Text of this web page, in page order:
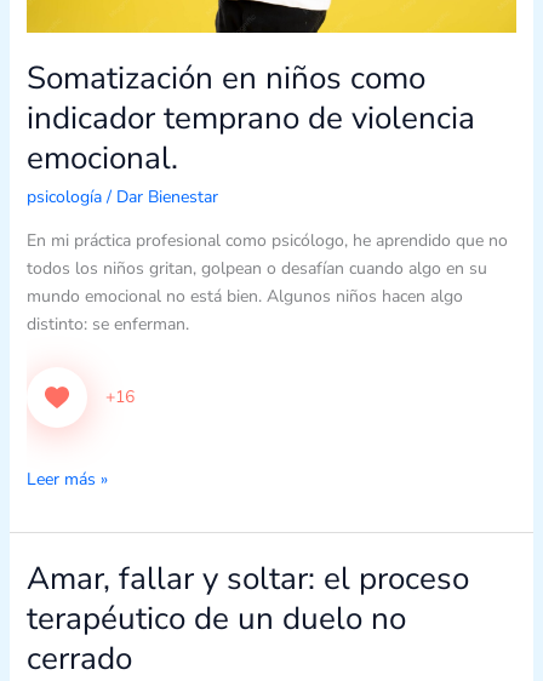
Somatización en niños como
indicador temprano de violencia
emocional.
psicología/ Dar Bienestar
En mi práctica profesional como psicólogo, he aprendido que no
todos los niños gritan, golpean o desafían cuando algo en su
mundo emocional no está bien. Algunos niños hacen algo
distinto: se enferman.
+16
Leer más »
Amar, fallar y soltar: el proceso
terapéutico de un duelo no
cerrado
Amar,
y
soltar: